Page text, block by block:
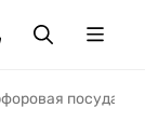
посуда